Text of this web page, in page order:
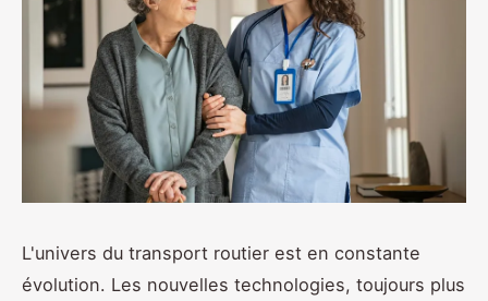
L'univers du transport routier est en constante
évolution. Les nouvelles technologies, toujours plus